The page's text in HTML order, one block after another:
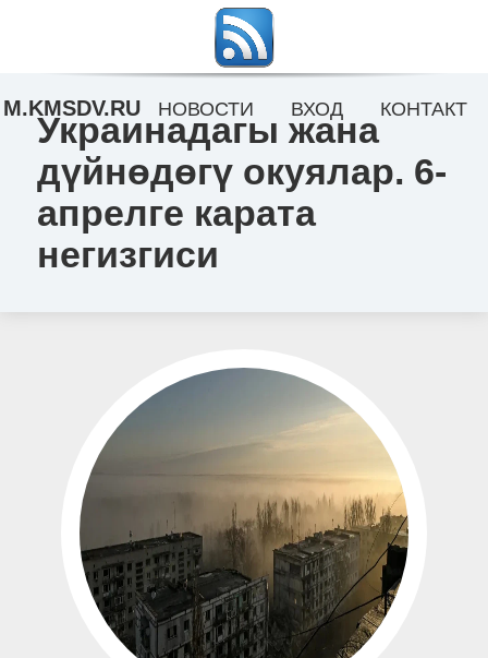
Украинадагы жана
дүйнөдөгү окуялар. 6-
апрелге карата
негизгиси
M.KMSDV.RU НОВОСТИ ВХОД КОНТАКТ